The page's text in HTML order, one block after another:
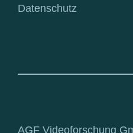
Datenschutz
AGF Videoforschung